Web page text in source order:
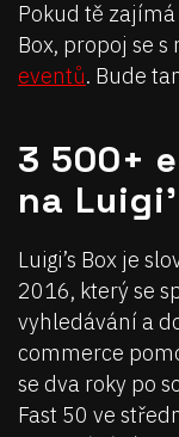
Pokud tě
Box, propoj se s
eventů. Bude
3 500+
na
Luigi’s Box je
2016, který se
vyhledávání a
commerce
se dva roky po
Fast 50 ve